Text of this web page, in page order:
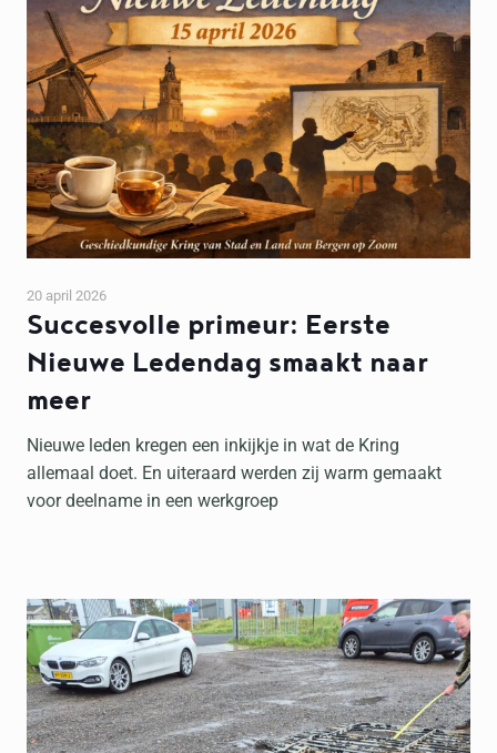
Succesvolle primeur: Eerste
Nieuwe Ledendag smaakt naar
meer
20 april 2026
Nieuwe leden kregen een inkijkje in wat de Kring
allemaal doet. En uiteraard werden zij warm gemaakt
voor deelname in een werkgroep